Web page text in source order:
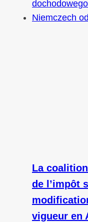
La
de l’impôt
vigueur en